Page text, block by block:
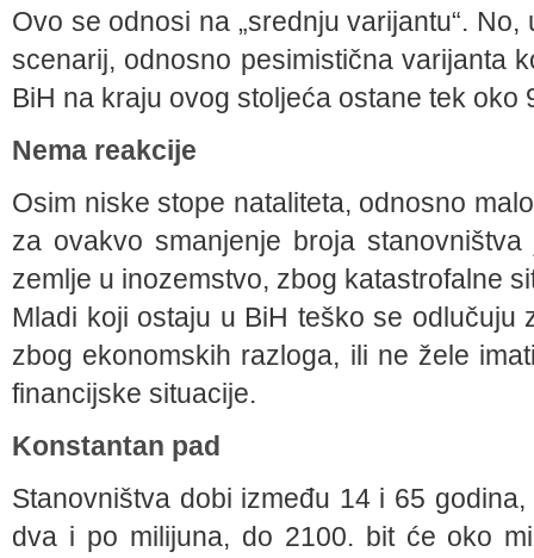
Ovo se odnosi na „srednju varijantu“.
scenarij, odnosno pesimistična varijanta
BiH na kraju ovog stoljeća ostane tek oko
Nema reakcije
Osim niske stope nataliteta, odnosno
za ovakvo smanjenje broja
zemlje u inozemstvo, zbog katastrofalne
Mladi koji ostaju u BiH teško se odlučuju
zbog ekonomskih razloga, ili ne žele
financijske situacije.
Konstantan pad
Stanovništva dobi između 14 i 65
dva i po milijuna, do 2100. bit će oko